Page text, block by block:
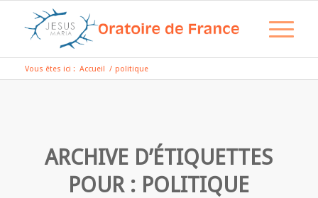
Vous êtes ici : Accueil / politique
ARCHIVE D’ÉTIQUETTES
POUR : POLITIQUE